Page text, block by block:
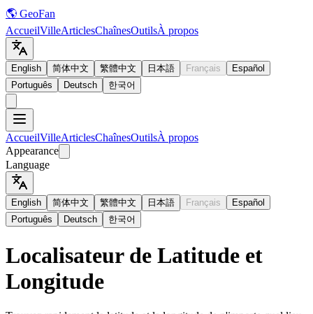
🌎 GeoFan
AccueilVilleArticlesChaînesOutilsÀ propos
English 简体中文 繁體中文 日本語 Français
Español
Português
Deutsch 한국어
AccueilVilleArticlesChaînesOutilsÀ propos
Appearance
Language
English 简体中文 繁體中文 日本語 Français
Español
Português
Deutsch 한국어
Localisateur de Latitude et
Longitude